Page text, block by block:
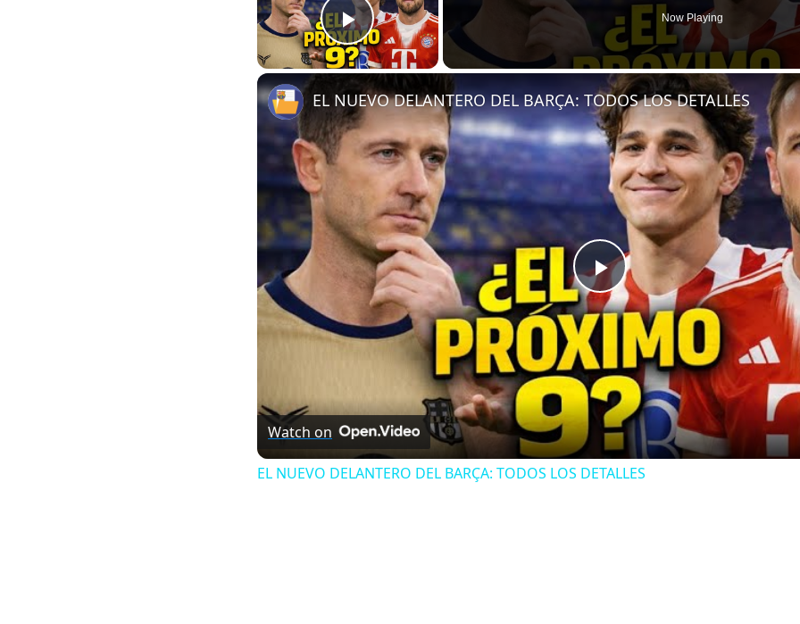
Play Video
Now Playing
Play
Video
EL NUEVO DELANTERO DEL BARÇA: TODOS LOS DETALLES
Watch on
EL NUEVO DELANTERO DEL BARÇA: TODOS LOS DETALLES